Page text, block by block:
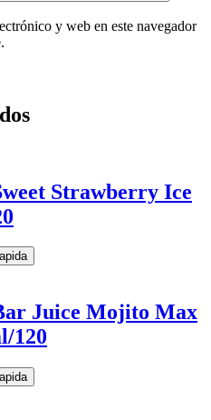
y web en este navegador
Strawberry Ice
Juice Mojito Max
120